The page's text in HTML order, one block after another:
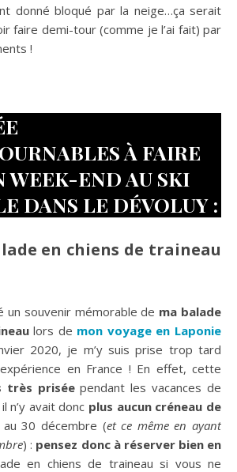
donné bloqué par la neige…ça serait
faire demi-tour (comme je l’ai fait) par
!
À FAIRE
WEEK-END AU SKI
DANS LE DÉVOLUY :
en chiens de traineau
un souvenir mémorable de ma balade
lors de mon voyage en Laponie
2020, je m’y suis prise trop tard
en France ! En effet, cette
très priséependant les vacances de
n’y avait donc plus aucun créneau de
30 décembre (et ce même en ayant
) : pensez donc à réserver bien en
en chiens de traineau si vous ne